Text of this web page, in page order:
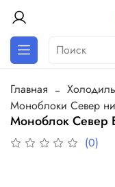
Главная
Моноблоки Север
Моноблок Север
(0)